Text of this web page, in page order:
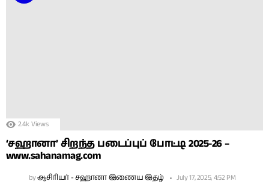
2.4k Views
‘சஹானா’ சிறந்த படைப்புப் போட்டி 2025-26 –
www.sahanamag.com
byஆசிரியர் - சஹானா இணைய இதழ் July 17, 2025, 4:52 PM